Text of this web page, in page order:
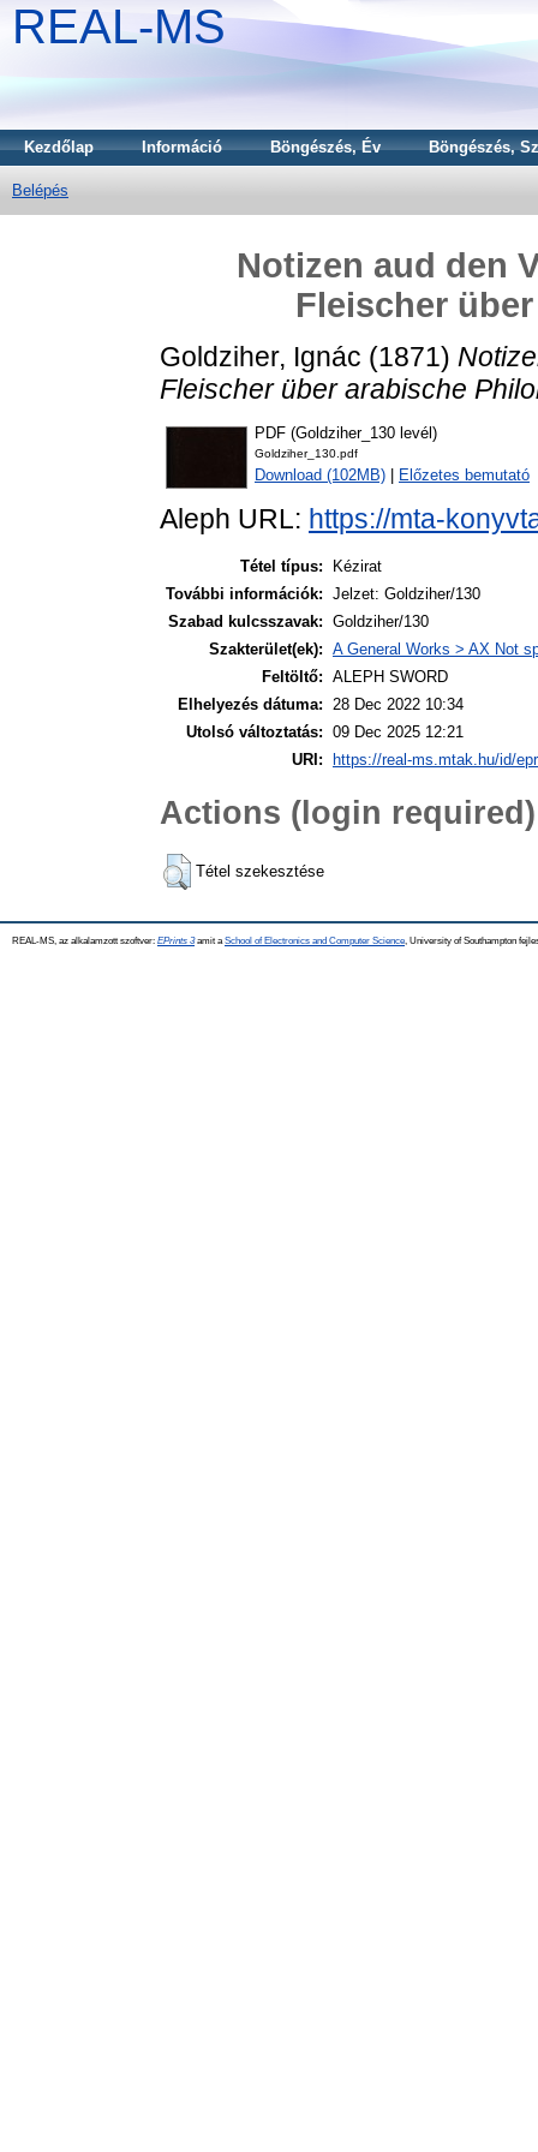
REAL-MS
Kezdőlap Információ Böngészés, Év Böngészés,
Belépés
Notizen aud den
Fleischer
Goldziher, Ignác (1871)
Fleischer über arabische
PDF (Goldziher_130 levél)
Goldziher_130.pdf
Download (102MB) Előzetes bemutató
Aleph URL: https://mta-
Tétel típus:
Kézirat
További információk: Jelzet: Goldziher/130
Szabad kulcsszavak: Goldziher/130
Szakterület(ek): A General Works > AX Not
Feltöltő: ALEPH SWORD
Elhelyezés dátuma: 28 Dec 2022 10:34
Utolsó változtatás: 09 Dec 2025 12:21
URI:
https://real-ms.mtak.hu/id/
Actions (login required)
Tétel szekesztése
REAL-MS, az alkalamzott szoftver: EPrints 3amit a School of Electronics and Computer Science , University of Southampton